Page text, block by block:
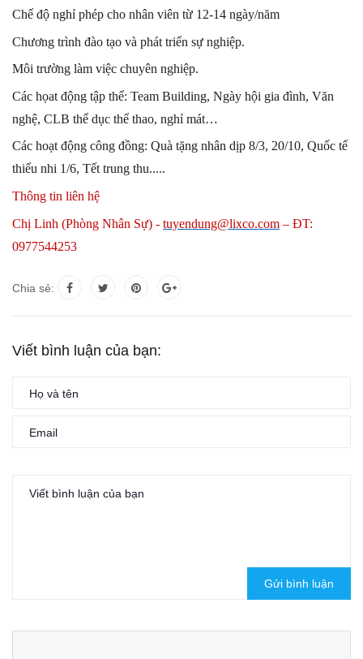
Chế độ nghỉ phép cho nhân viên từ 12-14 ngày/năm
Chương trình đào tạo và phát triển sự nghiệp.
Môi trường làm việc chuyên nghiệp.
Các họat động tập thể: Team Building, Ngày hội gia đình, Văn
nghệ, CLB thể dục thể thao, nghỉ mát…
Các hoạt động công đồng: Quà tặng nhân dịp 8/3, 20/10, Quốc tế
thiếu nhi 1/6, Tết trung thu.....
Thông tin liên hệ
Chị Linh (Phòng Nhân Sự) - tuyendung@lixco.com – ĐT:
0977544253
Chia sẻ:
Viết bình luận của bạn:
Gửi bình luận